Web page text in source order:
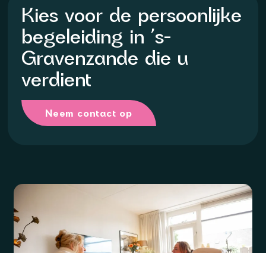
Neem contact op
Kies voor de persoonlijke
begeleiding in ’s-
Gravenzande die u
verdient